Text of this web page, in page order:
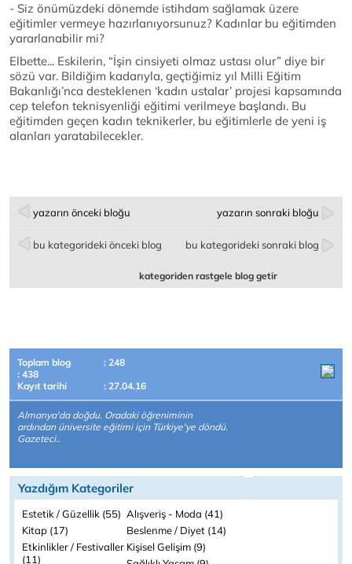
- Siz önümüzdeki dönemde istihdam sağlamak üzere
eğitimler vermeye hazırlanıyorsunuz? Kadınlar bu eğitimden
yararlanabilir mi?
Elbette... Eskilerin, “İşin cinsiyeti olmaz ustası olur” diye bir
sözü var. Bildiğim kadarıyla, geçtiğimiz yıl Milli Eğitim
Bakanlığı’nca desteklenen ‘kadın ustalar’ projesi kapsamında
cep telefon teknisyenliği eğitimi verilmeye başlandı. Bu
eğitimden geçen kadın teknikerler, bu eğitimlerle de yeni iş
alanları yaratabilecekler.
yazarın önceki bloğu yazarın sonraki bloğu
bu kategorideki önceki blog bu kategorideki sonraki blog
kategoriden rastgele blog getir
Toplam blog
: 248
: 438
Kayıt tarihi
: 27.04.16
Almanya'da doğdu. Oradaki öğreniminin
ardından üniversite eğitimi için Türkiye'ye döndü.
Gazeteci..
Yazdığım Kategoriler
Estetik / Güzellik (55) Alışveriş - Moda (41)
Kitap (17)
Beslenme / Diyet (14)
Etkinlikler / Festivaller
(11)
Kişisel Gelişim (9)